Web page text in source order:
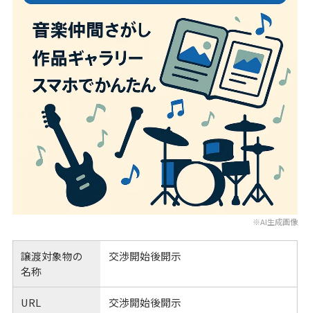
※AI生成画像
譲渡対象物の
名称
交渉開始後開示
URL 交渉開始後開示